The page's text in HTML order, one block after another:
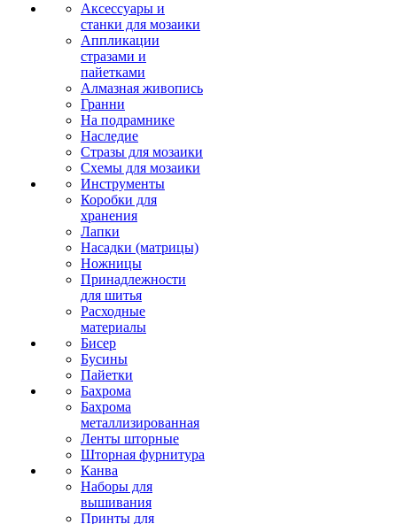
Аксессуары и
станки для мозаики
Аппликации
стразами и
пайетками
Алмазная живопись
Гранни
На подрамнике
Наследие
Стразы для мозаики
Схемы для мозаики
Инструменты
Коробки для
хранения
Лапки
Насадки (матрицы)
Ножницы
Принадлежности
для шитья
Расходные
материалы
Бисер
Бусины
Пайетки
Бахрома
Бахрома
металлизированная
Ленты шторные
Шторная фурнитура
Канва
Наборы для
вышивания
Принты для